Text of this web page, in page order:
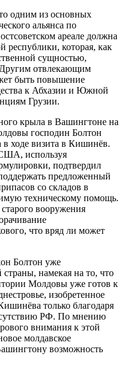
одним из основных
альянса по
ареале должна
республики, которая, как
сущностью,
отвлекающим
быть повышение
к Абхазии и Южной
Грузии.
крыла в Вашингтоне на
господин Болтон
в ходе визита в Кишинёв.
используя
подтвердил
предложенный
со складов в
техническому помощь.
вооружения
что вряд ли может
Болтон уже
намекая на то, что
Молдовы уже готов к
изобретенное
только благодаря
РФ. По мнению
внимания к этой
молдавское
возможность